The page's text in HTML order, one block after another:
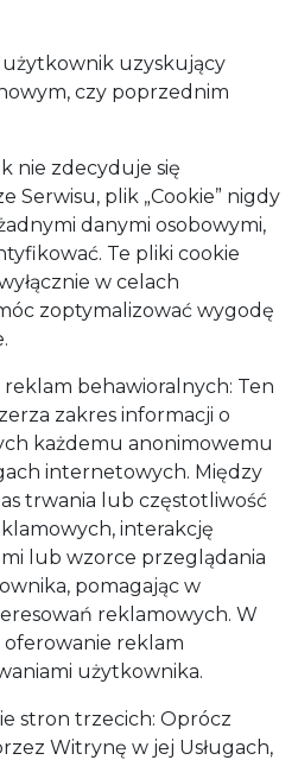
użytkownik uzyskujący
czy poprzednim
nie zdecyduje się
Serwisu, plik „Cookie” nigdy
danymi osobowymi,
Te pliki cookie
w celach
zoptymalizować wygodę
behawioralnych: Ten
zakres informacji o
każdemu anonimowemu
internetowych. Między
trwania lub częstotliwość
interakcję
lub wzorce przeglądania
pomagając w
reklamowych. W
oferowanie reklam
użytkownika.
stron trzecich: Oprócz
Witrynę w jej Usługach,